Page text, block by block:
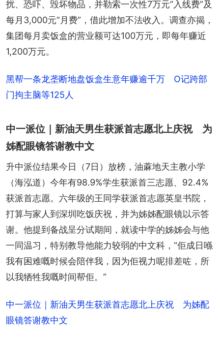
扰、恐吓、毁坏物品，并勒索一次性7万元“入线费”及
每月3,000元“月费”，借此增加不法收入。调查亦揭，
集团每月卖饭盒的营业额可达100万元，即每年赚近
1,200万元。
黑帮一条龙垄断地盘饭盒生意年赚逾千万 O记跨部
门拘主脑等125人
中一派位｜新油天男生获派首志愿北上庆祝 为
姊配眼镜答谢教中文
升中派位结果今日（7日）放榜，油蔴地天主教小学
（海泓道）今年有98.9%学生获派首三志愿、92.4%
获派首志愿。六年级的王同学获派首志愿英皇书院，
打算与家人到深圳吃饭庆祝，并为姊姊配眼镜以示答
谢。他提到备战呈分试期间，就读中学的姊姊会与他
一同温习，特别教导他能力较弱的中文科，“佢成日喺
我有困难嘅时候会陪伴我，因为佢视力呢排差咗，所
以我牺牲我嘅时间帮佢。”
中一派位｜新油天男生获派首志愿北上庆祝 为姊配
眼镜答谢教中文